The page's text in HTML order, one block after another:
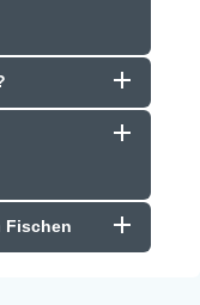
Fischen